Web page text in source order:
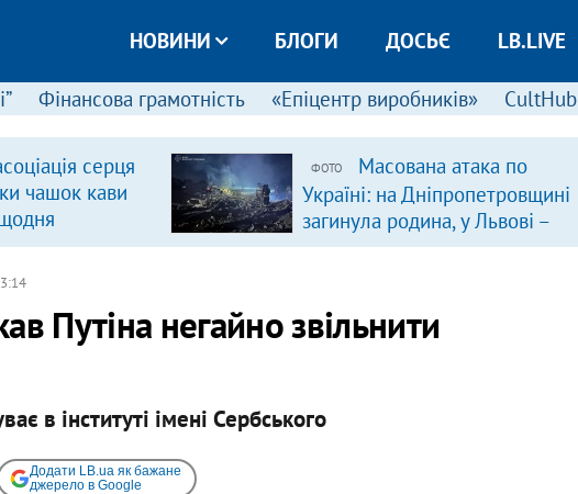
НОВИНИ БЛОГИ ДОСЬЄ LB.LIVE
Фінансова грамотність «Епіцентр виробників» CultHub
серця
чашок кави
ФОТО
Масована атака по
Україні: на Дніпропетровщині
загинула родина, у Львові –
удар по багатоповерхівках
Путіна негайно звільнити
в інституті імені Сербського
Додати LB.ua як бажане
джерело в Google